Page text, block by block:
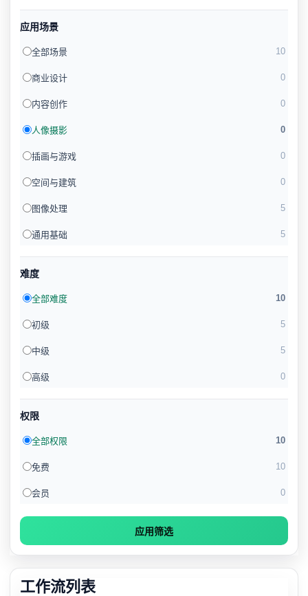
应用场景
全部场景 10
商业设计 0
内容创作 0
人像摄影 0
插画与游戏 0
空间与建筑 0
图像处理 5
通用基础 5
难度
全部难度 10
初级 5
中级 5
高级 0
权限
全部权限 10
免费 10
会员 0
应用筛选
工作流列表